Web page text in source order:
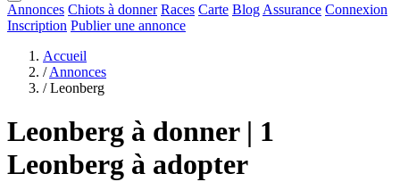
Annonces Chiots à donner Races Carte Blog Assurance Connexion
Inscription Publier une annonce
Accueil
/ Annonces
/ Leonberg
Leonberg à donner | 1
Leonberg à adopter